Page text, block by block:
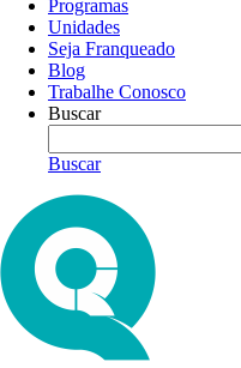
Programas
Unidades
Seja Franqueado
Blog
Trabalhe Conosco
Buscar
Buscar